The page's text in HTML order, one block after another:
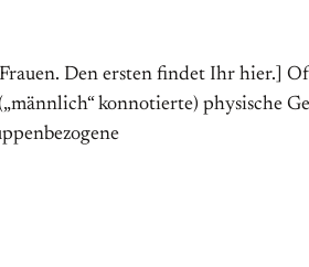
Den ersten findet Ihr hier.]
konnotierte) physische